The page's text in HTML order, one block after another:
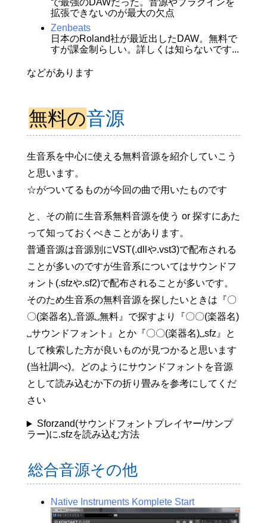
で最強のDAWだった。音源やプラグインを
拡張できないのが最大の欠点
Zenbeats
日本のRoland社が最近出したDAW。無料で
すが課金制らしい。詳しくは知らないです...
などがあります
無料の音源
生音系を中心に使える無料音源を紹介していこう
と思います。
☆がついてるものが今回の曲で用いたものです
と、その前に生音系無料音源を使う or 探すにあた
って知っておくべきことがあります。
普通音源は音源別にVST(.dllや.vst3)で配布される
ことが多いのですが生音系についてはサウンドフ
ォント(.sfzや.sf2)で配布されることが多いです。
そのため生音系の無料音源を探したいときは『〇
〇(楽器名)␣音源␣無料』で探すより『〇〇(楽器名)
␣サウンドフォント』とか『〇〇(楽器名)␣sfz』と
して検索した方が良いものが見つかると思います
(当社調べ)。どのようにサウンドフォントを音源
として読み込むか下の折り畳みを参考にしてくだ
さい
Sforzand(サウンドフォントプレイヤー/サンプ
ラー)に.sfzを読み込む方法
総合音源その他
Native Instruments Komplete Start